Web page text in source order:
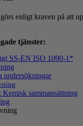
enligt kraven på att
tjänster:
SS-EN ISO 1090-1*
undersökningar
Kemisk sammansättning